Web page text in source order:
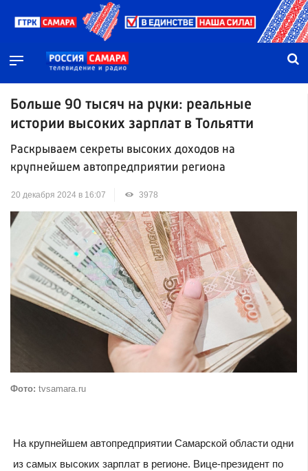
Больше 90 тысяч на руки: реальные
истории высоких зарплат в Тольятти
Раскрываем секреты высоких доходов на
крупнейшем автопредприятии региона
20 декабря 2024 в 16:07 3978
Фото: tvsamara.ru
На крупнейшем автопредприятии Самарской области одни
из самых высоких зарплат в регионе. Вице-президент по